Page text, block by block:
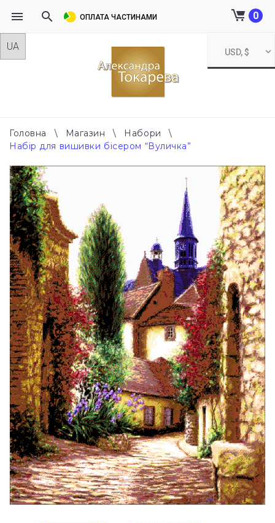
Skip
USD, $
0
ОПЛАТА ЧАСТИНАМИ
Головна \ Магазин \ Набори
\
Набір для вишивки бісером “Вуличка”